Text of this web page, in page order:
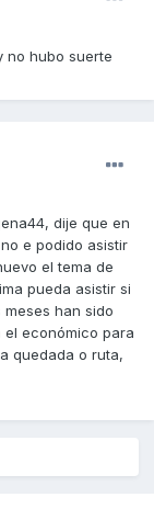
no hubo suerte
dije que en
e podido asistir
el tema de
pueda asistir si
han sido
económico para
quedada o ruta,